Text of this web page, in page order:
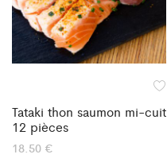
Tataki thon saumon mi-cuit
12 pièces
18.50 €